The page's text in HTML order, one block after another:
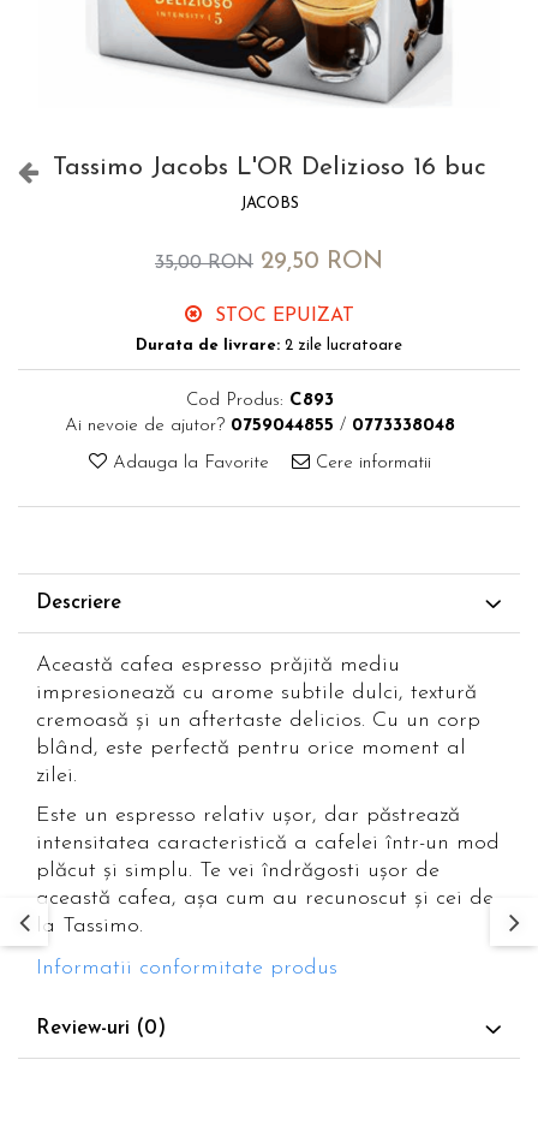
Tassimo Jacobs L'OR Delizioso 16 buc
JACOBS
35,00 RON 29,50 RON
STOC EPUIZAT
Durata de livrare: 2 zile lucratoare
Cod Produs: C893
Ai nevoie de ajutor? 0759044855 / 0773338048
Adauga la Favorite Cere informatii
Descriere
Această cafea espresso prăjită mediu
impresionează cu arome subtile dulci, textură
cremoasă și un aftertaste delicios. Cu un corp
blând, este perfectă pentru orice moment al
zilei.
Este un espresso relativ ușor, dar păstrează
intensitatea caracteristică a cafelei într-un mod
plăcut și simplu. Te vei îndrăgosti ușor de
această cafea, așa cum au recunoscut și cei de
la Tassimo.
Informatii conformitate produs
Review-uri (0)